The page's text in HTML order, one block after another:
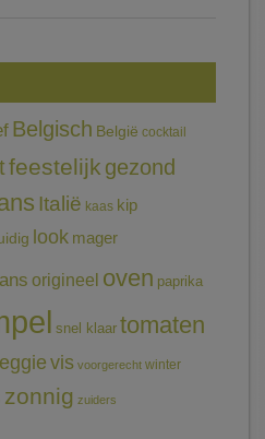
Belgisch België cocktail
feestelijk gezond
Italië kaas kip
look mager
origineel oven paprika
snel klaar tomaten
vis voorgerecht winter
zonnig zuiders